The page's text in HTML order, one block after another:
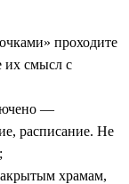
проходите
их смысл с
—
расписание. Не
храмам,